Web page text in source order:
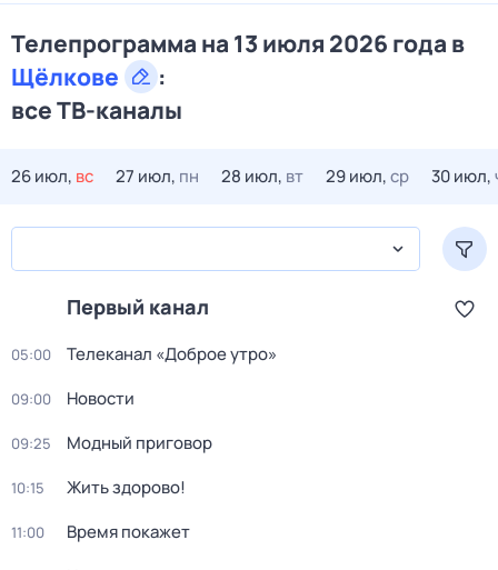
Телепрограмма на 13 июля 2026 года в
Щёлкове
:
все ТВ-каналы
26 июл, вс 27 июл, пн 28 июл, вт 29 июл,ср 30 июл,
Первый канал
05:00 Телеканал «Доброе утро»
09:00 Новости
09:25 Модный приговор
10:15 Жить здорово!
11:00 Время покажет